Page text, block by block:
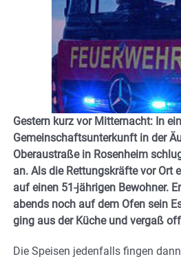
Gestern kurz vor Mitternacht: In
Gemeinschaftsunterkunft in der
Oberaustraße in Rosenheim
an. Als die Rettungskräfte vor Ort
auf einen 51-jährigen Bewohner.
abends noch auf dem Ofen sein
ging aus der Küche und vergaß
Die Speisen jedenfalls fingen